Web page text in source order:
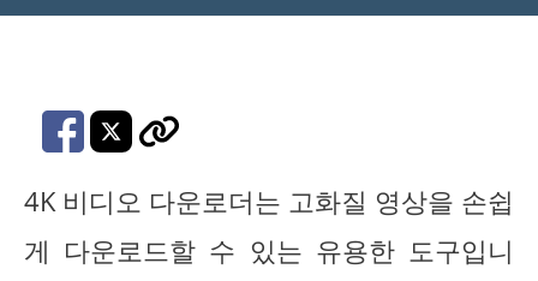
4K 비디오 다운로더는 고화질 영상을 손쉽
게 다운로드할 수 있는 유용한 도구입니